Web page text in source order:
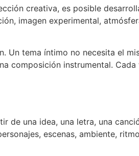
creativa, es posible
imagen experimental,
Un tema íntimo no necesita el
composición instrumental.
una idea, una letra, una
escenas, ambiente,